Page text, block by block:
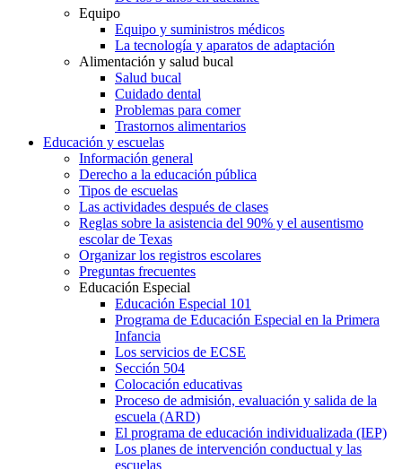
Equipo
Equipo y suministros médicos
La tecnología y aparatos de adaptación
Alimentación y salud bucal
Salud bucal
Cuidado dental
Problemas para comer
Trastornos alimentarios
Educación y escuelas
Información general
Derecho a la educación pública
Tipos de escuelas
Las actividades después de clases
Reglas sobre la asistencia del 90% y el ausentismo
escolar de Texas
Organizar los registros escolares
Preguntas frecuentes
Educación Especial
Educación Especial 101
Programa de Educación Especial en la Primera
Infancia
Los servicios de ECSE
Sección 504
Colocación educativas
Proceso de admisión, evaluación y salida de la
escuela (ARD)
El programa de educación individualizada (IEP)
Los planes de intervención conductual y las
escuelas